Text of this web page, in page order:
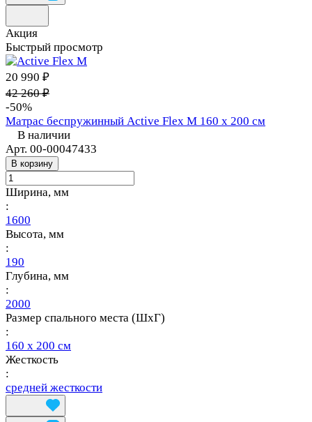
Акция
Быстрый просмотр
20 990 ₽
42 260 ₽
-50%
Матрас беспружинный Active Flex M 160 х 200 см
В наличии
Арт. 00-00047433
В корзину
Ширина, мм
:
1600
Высота, мм
:
190
Глубина, мм
:
2000
Размер спального места (ШхГ)
:
160 х 200 см
Жесткость
:
средней жесткости